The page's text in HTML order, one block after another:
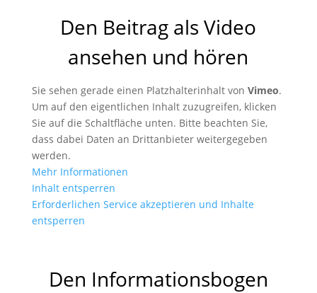
Den Beitrag als Video
ansehen und hören
Sie sehen gerade einen Platzhalterinhalt von Vimeo.
Um auf den eigentlichen Inhalt zuzugreifen, klicken
Sie auf die Schaltfläche unten. Bitte beachten Sie,
dass dabei Daten an Drittanbieter weitergegeben
werden.
Mehr Informationen
Inhalt entsperren
Erforderlichen Service akzeptieren und Inhalte
entsperren
Den Informationsbogen